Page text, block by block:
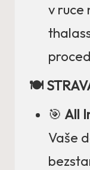
v ruce
🍽️
🎯 All
Vaše